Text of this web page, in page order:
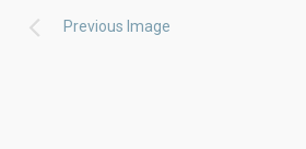
Previous Image